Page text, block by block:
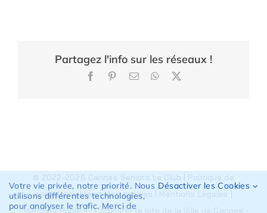
Partagez l'info sur les réseaux !
FacebookPinterest
Email WhatsApp
confidentialité et des cookies
Marchés Publics|Consulter le site de la Ville de Cannes
Votre vie privée, notre priorité. Nous
utilisons différentes technologies,
pour analyser le trafic. Merci de
Désactiver les Cookies